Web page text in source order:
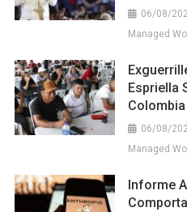
06/08/
Managed
Espriella
Colombia
06/08/
Managed
Informe